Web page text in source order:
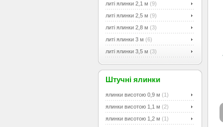
литі ялинки 2,1 м (9)
литі ялинки 2,5 м (9)
литі ялинки 2,8 м (3)
литі ялинки 3 м (6)
литі ялинки 3,5 м (3)
Штучні ялинки
ялинки висотою 0,9 м (1)
ялинки висотою 1,1 м (2)
ялинки висотою 1,2 м (1)